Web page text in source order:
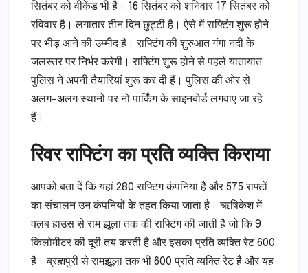
सितंबर को वीकेंड भी है। 16 सितंबर को शनिवार 17 सितंबर को
रविवार है। लगातार तीन दिन छुट्टी है। ऐसे में राफ्टिंग शुरू होने
पर भीड़ आने की उम्मीद है। राफ्टिंग की शुरुआत गंगा नदी के
जलस्तर पर निर्भर करेगी। राफ्टिंग शुरू होने से पहले यातायात
पुलिस ने अपनी तैयारियां शुरू कर दी हैं। पुलिस की ओर से
अलग-अलग स्थानों पर नो पार्किंग के साइनबोर्ड लगवाए जा रहे
हैं।
रिवर राफ्टिंग का प्रति व्यक्ति किराया
आपको बता दें कि यहां 280 राफ्टिंग कंपनियां हैं और 575 राफ्टों
का संचालन उन कंपनियों के तहत किया जाता है। ऋषिकेश में
क्लब हाउस से राम झूला तक की राफ्टिंग की जाती है जो कि 9
किलोमीटर की दूरी तय करती है और इसका प्रति व्यक्ति रेट 600
है। ब्रह्मपुरी से रामझूला तक भी 600 प्रति व्यक्ति रेट है और यह